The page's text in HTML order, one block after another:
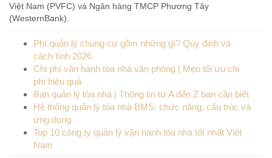
Việt Nam (PVFC) và Ngân hàng TMCP Phương Tây
(WesternBank).
Phí quản lý chung cư gồm những gì? Quy định và
cách tính 2026
Chi phí vận hành tòa nhà văn phòng | Mẹo tối ưu chi
phí hiệu quả
Ban quản lý tòa nhà | Thông tin từ A đến Z bạn cần biết
Hệ thống quản lý tòa nhà BMS: chức năng, cấu trúc và
ứng dụng
Top 10 công ty quản lý vận hành tòa nhà tốt nhất Việt
Nam